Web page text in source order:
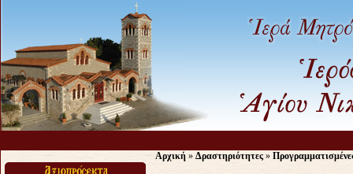
Αρχική » Δραστηριότητες »